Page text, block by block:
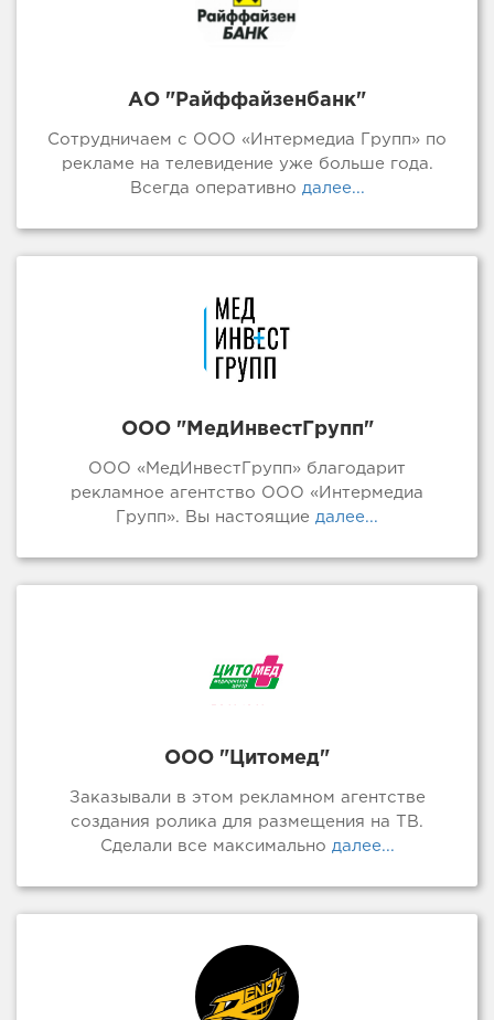
АО "Райффайзенбанк"
Сотрудничаем с ООО «Интермедиа Групп» по
рекламе на телевидение уже больше года.
Всегда оперативно далее...
ООО "МедИнвестГрупп"
ООО «МедИнвестГрупп» благодарит
рекламное агентство ООО «Интермедиа
Групп». Вы настоящие далее...
ООО "Цитомед"
Заказывали в этом рекламном агентстве
создания ролика для размещения на ТВ.
Сделали все максимально далее...